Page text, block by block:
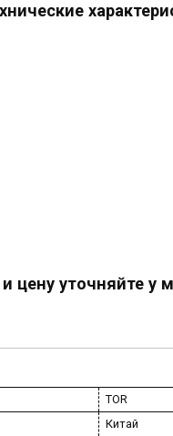
цену уточняйте у
TOR
Китай